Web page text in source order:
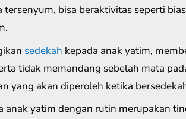
bisa beraktivitas seperti
sedekah kepada anak yatim,
tidak memandang sebelah mata
yang akan diperoleh ketika
anak yatim dengan rutin merupakan